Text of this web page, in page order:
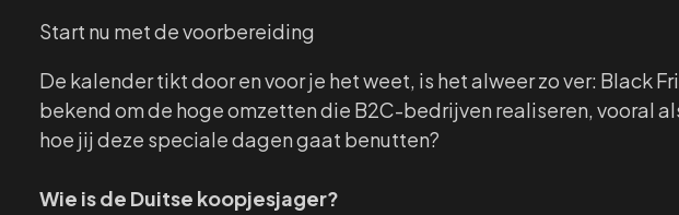
Start nu met de voorbereiding
De kalender tikt door en voor je het weet, is het alweer zo ver: Black
bekend om de hoge omzetten die B2C-bedrijven realiseren, vooral
hoe jij deze speciale dagen gaat benutten?
Wie is de Duitse koopjesjager?